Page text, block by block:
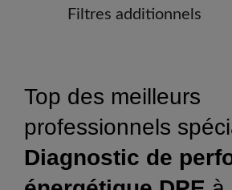
Filtres additionnels
Top des meilleurs
professionnels
Diagnostic de